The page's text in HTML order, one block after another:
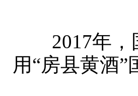
2017年，国
用“房县黄酒